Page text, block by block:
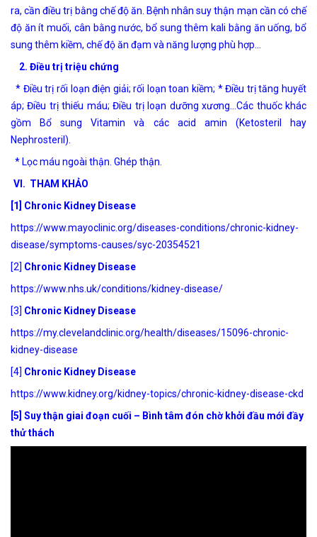
ra, cần điều trị bằng chế độ ăn. Bệnh nhân suy thận mạn cần có chế
độ ăn ít muối, cân bằng nước, bổ sung thêm kali bằng ăn uống, bổ
sung thêm kiềm, chế độ ăn đạm và năng lượng phù hợp…
2. Điều trị triệu chứng
* Điều trị rối loạn điện giải; rối loạn toan kiềm; * Điều trị tăng huyết
áp; Điều trị thiếu máu; Điều trị loạn dưỡng xương…Các thuốc khác
gồm Bổ sung Vitamin và các acid amin (Ketosteril hay
Nephrosteril).
* Lọc máu ngoài thận. Ghép thận.
VI. THAM KHẢO
[1] Chronic Kidney Disease
https://www.mayoclinic.org/diseases-conditions/chronic-kidney-
disease/symptoms-causes/syc-20354521
[2] Chronic Kidney Disease
https://www.nhs.uk/conditions/kidney-disease/
[3] Chronic Kidney Disease
https://my.clevelandclinic.org/health/diseases/15096-chronic-
kidney-disease
[4] Chronic Kidney Disease
https://www.kidney.org/kidney-topics/chronic-kidney-disease-ckd
[5] Suy thận giai đoạn cuối – Bình tâm đón chờ khởi đầu mới đầy
thử thách